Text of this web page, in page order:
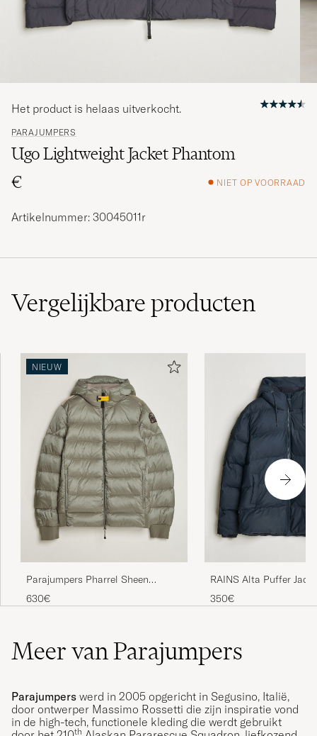
PARAJUMPERS
Ugo Lightweight Jacket Phantom
€
NIET OP VOORRAAD
Het product is helaas uitverkocht.
Artikelnummer: 30045011r
Vergelijkbareproducten
NIEUW
Parajumpers Pharrel Sheen
Hooded Jacket Mid Grey
630€
RAINS Alta Puffer
350€
Meer van Parajumpers
Parajumpers werd in 2005 opgericht in Segusino, Italië,
door ontwerper Massimo Rossetti die zijn inspiratie vond
in de high-tech, functionele kleding die werdt gebruikt
th